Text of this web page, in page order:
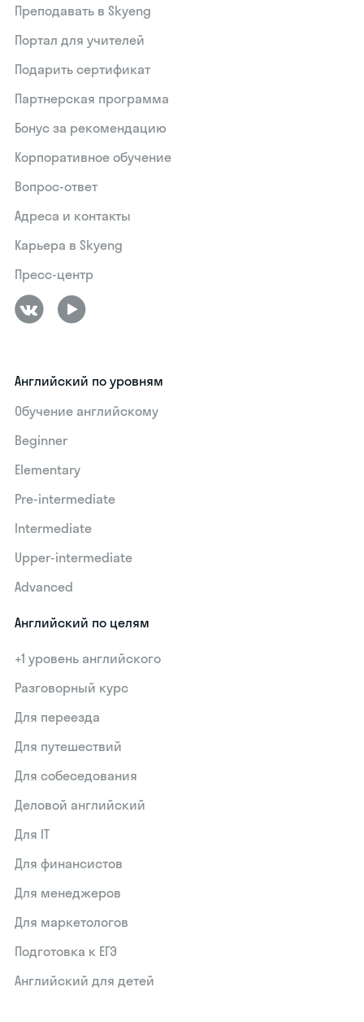
Преподавать в Skyeng
Портал для учителей
Подарить сертификат
Партнерская программа
Бонус за рекомендацию
Корпоративное обучение
Вопрос-ответ
Адреса и контакты
Карьера в Skyeng
Пресс-центр
Английский по уровням
Обучение английскому
Beginner
Elementary
Pre-intermediate
Intermediate
Upper-intermediate
Advanced
Английский по целям
+1 уровень английского
Разговорный курс
Для переезда
Для путешествий
Для собеседования
Деловой английский
Для IT
Для финансистов
Для менеджеров
Для маркетологов
Подготовка к ЕГЭ
Английский для детей